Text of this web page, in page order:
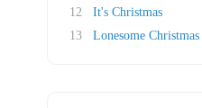
12
It's Christmas
13
Lonesome Christmas